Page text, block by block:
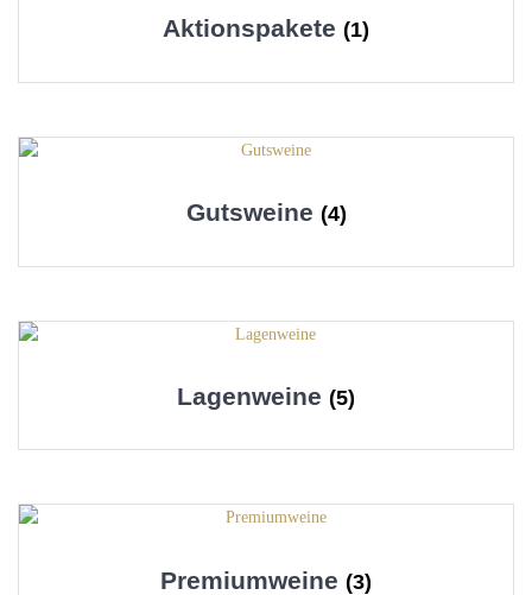
Aktionspakete (1)
Gutsweine (4)
Lagenweine (5)
Premiumweine (3)